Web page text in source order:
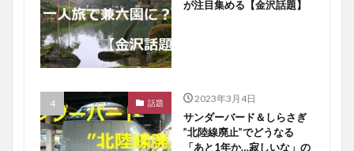
が注目集める【金沢話題】
話題 2023年3月4日
サンダーバード＆しらさぎ
”北陸線廃止”でどうなる
「あと1年か…寂しいな」の